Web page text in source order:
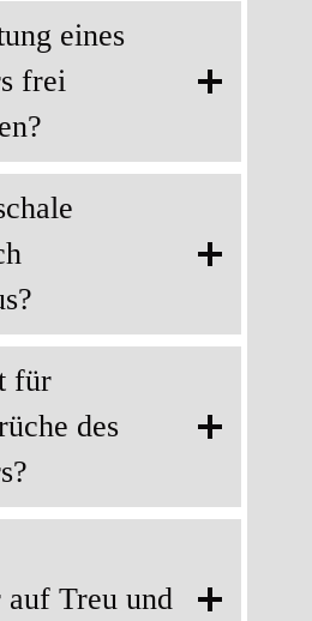
eines
frei
für
des
Treu und